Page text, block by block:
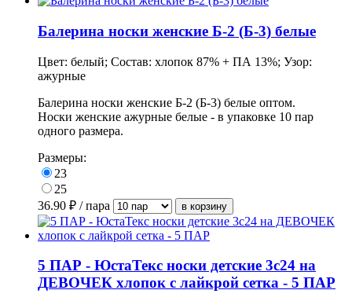
Балерина носки женские Б-2 (Б-3) белые
Цвет: белый; Состав: хлопок 87% + ПА 13%; Узор:
ажурные
Балерина носки женские Б-2 (Б-3) белые оптом.
Носки женские ажурные белые - в упаковке 10 пар
одного размера.
Размеры:
23
25
36.90 ₽ / пара
5 ПАР - ЮстаТекс носки детские 3с24 на
ДЕВОЧЕК хлопок с лайкрой сетка - 5 ПАР